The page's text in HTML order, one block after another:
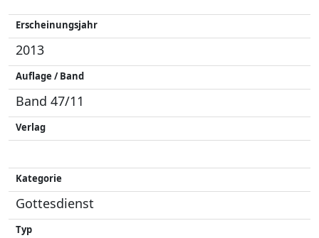
Erscheinungsjahr
2013
Auflage / Band
Band 47/11
Verlag
Kategorie
Gottesdienst
Typ